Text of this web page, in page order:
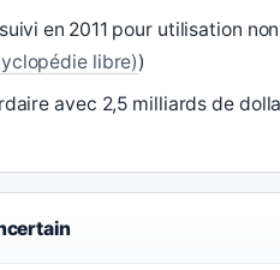
en 2011 pour utilisation
libre))
avec 2,5 milliards de